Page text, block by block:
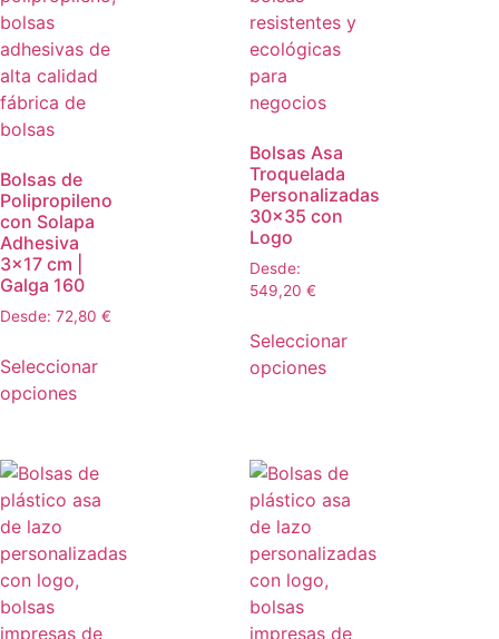
Bolsas de
Polipropileno
con Solapa
Adhesiva
3×17 cm |
Galga 160
Desde: 72,80 €
Seleccionar
opciones
Bolsas Asa
Troquelada
Personalizadas
30×35 con
Logo
Desde:
549,20 €
Seleccionar
opciones